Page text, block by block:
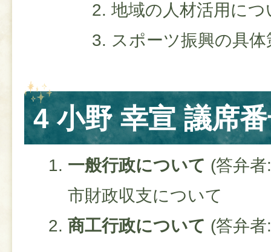
地域の人材活用につ
スポーツ振興の具
4 小野 幸宣 議席
一般行政について (答弁
市財政収支について
商工行政について (答弁